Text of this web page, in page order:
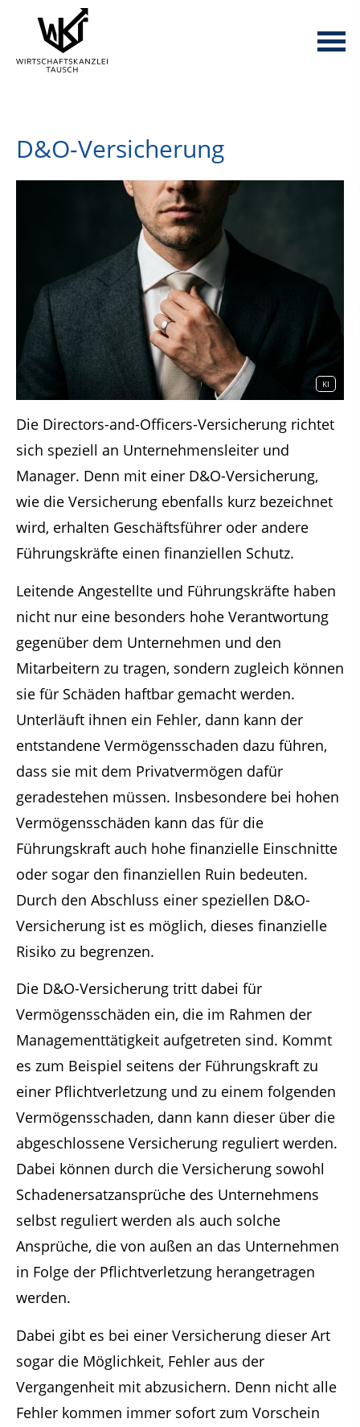
D&O-Versicherung
KI
Die Directors-and-Officers-Versicherung richtet
sich speziell an Unternehmensleiter und
Manager. Denn mit einer D&O-Versicherung,
wie die Versicherung ebenfalls kurz bezeichnet
wird, erhalten Geschäftsführer oder andere
Führungskräfte einen finanziellen Schutz.
Leitende Angestellte und Führungskräfte haben
nicht nur eine besonders hohe Verantwortung
gegenüber dem Unternehmen und den
Mitarbeitern zu tragen, sondern zugleich können
sie für Schäden haftbar gemacht werden.
Unterläuft ihnen ein Fehler, dann kann der
entstandene Vermögensschaden dazu führen,
dass sie mit dem Privatvermögen dafür
geradestehen müssen. Insbesondere bei hohen
Vermögensschäden kann das für die
Führungskraft auch hohe finanzielle Einschnitte
oder sogar den finanziellen Ruin bedeuten.
Durch den Abschluss einer speziellen D&O-
Versicherung ist es möglich, dieses finanzielle
Risiko zu begrenzen.
Die D&O-Versicherung tritt dabei für
Vermögensschäden ein, die im Rahmen der
Managementtätigkeit aufgetreten sind. Kommt
es zum Beispiel seitens der Führungskraft zu
einer Pflichtverletzung und zu einem folgenden
Vermögensschaden, dann kann dieser über die
abgeschlossene Versicherung reguliert werden.
Dabei können durch die Versicherung sowohl
Schadenersatzansprüche des Unternehmens
selbst reguliert werden als auch solche
Ansprüche, die von außen an das Unternehmen
in Folge der Pflichtverletzung herangetragen
werden.
Dabei gibt es bei einer Versicherung dieser Art
sogar die Möglichkeit, Fehler aus der
Vergangenheit mit abzusichern. Denn nicht alle
Fehler kommen immer sofort zum Vorschein